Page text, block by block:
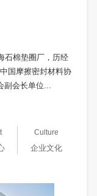
石棉垫圈厂，历经
国摩擦密封材料协
副会长单位...
Culture
企业文化